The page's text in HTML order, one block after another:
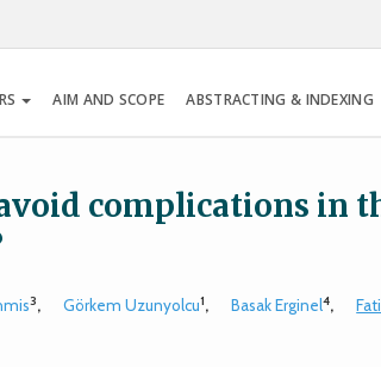
AIM AND SCOPE ABSTRACTING & INDEXING
complications in
3, Görkem Uzunyolcu1, Basak Erginel4,